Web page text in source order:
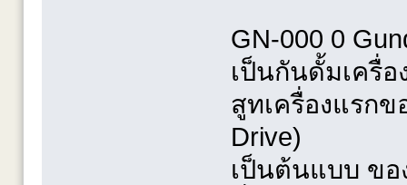
GN-000 0
เป็นกันดั้มเครื่อ
สูทเครื่องแรกข
Drive)
เป็นต้นแบบ ข